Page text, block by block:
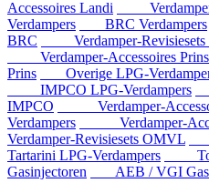
Accessoires Landi
Verdamper-
Verdampers
BRC Verdampers
BRC
Verdamper-Revisiesets
Verdamper-Accessoires Prins
Prins
Overige LPG-
IMPCO LPG-Verdampers
IMPCO
Verdamper-
Verdampers
Verdamper-
Verdamper-Revisiesets OMVL
Tartarini LPG-Verdampers
Gasinjectoren
AEB / VGI